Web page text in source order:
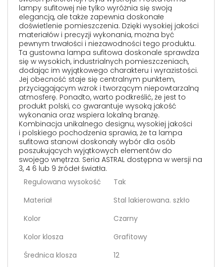
lampy sufitowej nie tylko wyróżnia się swoją
elegancją, ale także zapewnia doskonałe
doświetlenie pomieszczenia. Dzięki wysokiej jakości
materiałów i precyzji wykonania, można być
pewnym trwałości i niezawodności tego produktu.
Ta gustowna lampa sufitowa doskonale sprawdza
się w wysokich, industrialnych pomieszczeniach,
dodając im wyjątkowego charakteru i wyrazistości.
Jej obecność staje się centralnym punktem,
przyciągającym wzrok i tworzącym niepowtarzalną
atmosferę. Ponadto, warto podkreślić, że jest to
produkt polski, co gwarantuje wysoką jakość
wykonania oraz wspiera lokalną branżę.
Kombinacja unikalnego designu, wysokiej jakości
i polskiego pochodzenia sprawia, że ta lampa
sufitowa stanowi doskonały wybór dla osób
poszukujących wyjątkowych elementów do
swojego wnętrza. Seria ASTRAL dostępna w wersji na
3, 4 6 lub 9 źródeł światła.
Regulowana wysokość
Tak
Materiał
Stal lakierowana. szkło
Kolor
Czarny
Kolor klosza
Grafitowy
Średnica klosza
12